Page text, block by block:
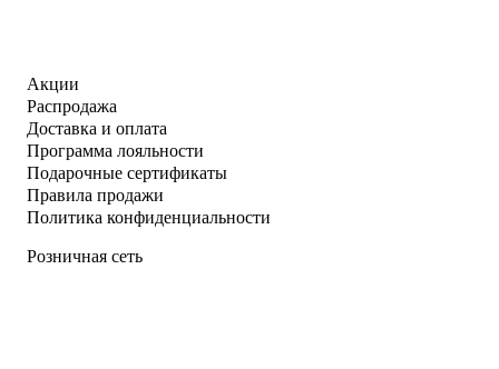
Акции
Распродажа
Доставка и оплата
Программа лояльности
Подарочные сертификаты
Правила продажи
Политика конфиденциальности
Розничная сеть